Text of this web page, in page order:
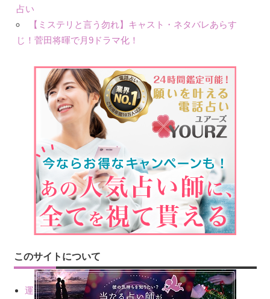
占い
【ミステリと言う勿れ】キャスト・ネタバレあらす
じ！菅田将暉で月9ドラマ化！
このサイトについて
運営会社情報